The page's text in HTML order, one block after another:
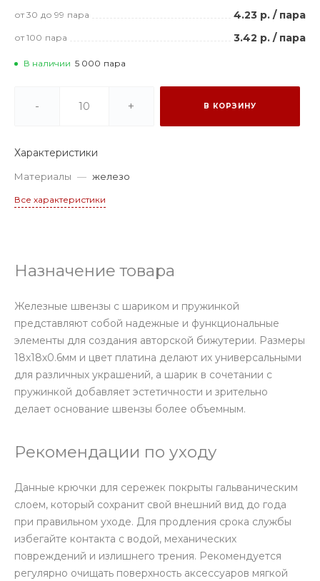
от 30 до 99 пара 4.23 р. / пара
от 100 пара 3.42 р. / пара
В наличии 5 000 пара
- + В КОРЗИНУ
Характеристики
Материалы — железо
Все характеристики
Назначение товара
Железные швензы с шариком и пружинкой
представляют собой надежные и функциональные
элементы для создания авторской бижутерии. Размеры
18х18х0.6мм и цвет платина делают их универсальными
для различных украшений, а шарик в сочетании с
пружинкой добавляет эстетичности и зрительно
делает основание швензы более объемным.
Рекомендации по уходу
Данные крючки для сережек покрыты гальваническим
слоем, который сохранит свой внешний вид до года
при правильном уходе. Для продления срока службы
избегайте контакта с водой, механических
повреждений и излишнего трения. Рекомендуется
регулярно очищать поверхность аксессуаров мягкой